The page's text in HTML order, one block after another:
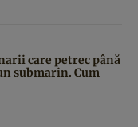
care petrec până
submarin. Cum